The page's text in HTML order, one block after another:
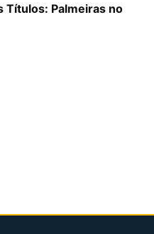
Títulos: Palmeiras no